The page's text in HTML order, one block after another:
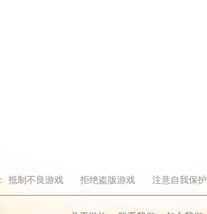
抵制不良游戏 拒绝盗版游戏 注意自我保护